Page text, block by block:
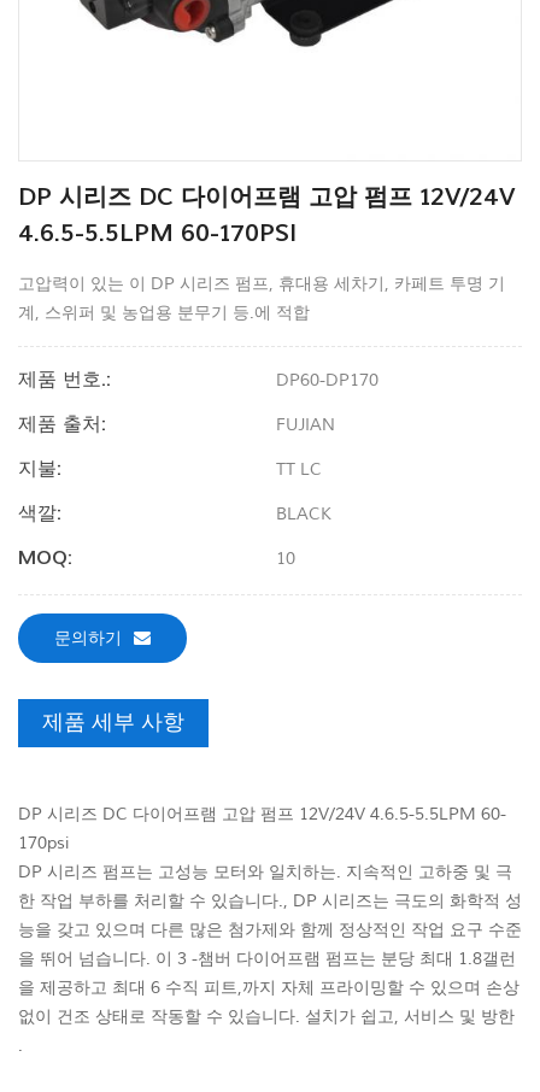
DP 시리즈 DC 다이어프램 고압 펌프 12V/24V
4.6.5-5.5LPM 60-170PSI
고압력이 있는 이 DP 시리즈 펌프, 휴대용 세차기, 카페트 투명 기
계, 스위퍼 및 농업용 분무기 등.에 적합
제품 번호.: DP60-DP170
제품 출처: FUJIAN
지불: TT LC
색깔: BLACK
MOQ: 10
문의하기
제품 세부 사항
DP 시리즈 DC 다이어프램 고압 펌프 12V/24V 4.6.5-5.5LPM 60-
170psi
DP 시리즈 펌프는 고성능 모터와 일치하는. 지속적인 고하중 및 극
한 작업 부하를 처리할 수 있습니다., DP 시리즈는 극도의 화학적 성
능을 갖고 있으며 다른 많은 첨가제와 함께 정상적인 작업 요구 수준
을 뛰어 넘습니다. 이 3 -챔버 다이어프램 펌프는 분당 최대 1.8갤런
을 제공하고 최대 6 수직 피트,까지 자체 프라이밍할 수 있으며 손상
없이 건조 상태로 작동할 수 있습니다. 설치가 쉽고, 서비스 및 방한
.